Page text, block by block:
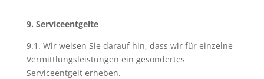
9. Serviceentgelte
9.1. Wir weisen Sie darauf hin, dass wir für einzelne
Vermittlungsleistungen ein gesondertes
Serviceentgelt erheben.